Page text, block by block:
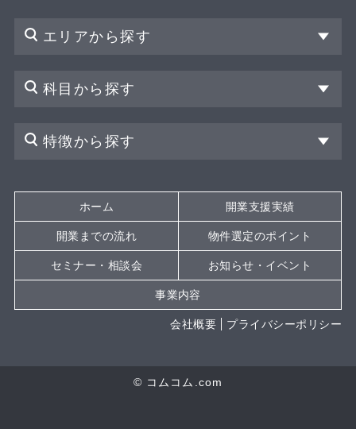
エリアから探す
科目から探す
特徴から探す
ホーム 開業支援実績
開業までの流れ 物件選定のポイント
セミナー・相談会 お知らせ・イベント
事業内容
会社概要 プライバシーポリシー
© コムコム.com